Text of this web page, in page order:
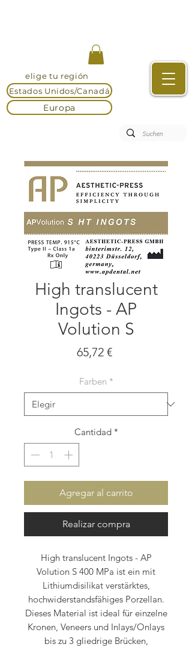
elige tu región
Estados Unidos/Canadá
Europa
High translucent
Ingots - AP
Volution S
65,72 €Precio
Farben *
Cantidad *
Agregar al carrito
Realizar compra
High translucent Ingots - AP
Volution S 400 MPa ist ein mit
Lithiumdisilikat verstärktes,
hochwiderstandsfähiges Porzellan.
Dieses Material ist ideal für einzelne
Kronen, Veneers und Inlays/Onlays
bis zu 3 gliedrige Brücken,